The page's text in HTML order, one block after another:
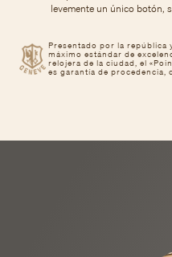
Presentado por la república
máximo estándar de
relojera de la ciudad, el
es garantía de procedencia,
levemente un único botón,